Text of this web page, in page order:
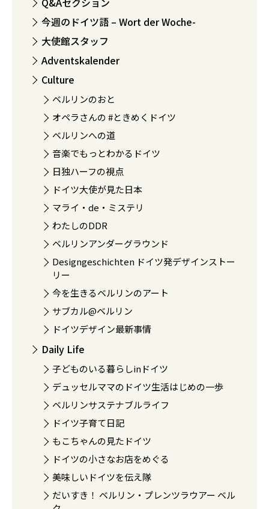
今週のドイツ語 – Wort der Woche-
大使館スタッフ
Adventskalender
Culture
ベルリンのおと
オペラさんの #ときめくドイツ
ベルリンへの道
音楽でもっとわかるドイツ
日独ハーフの視点
ドイツ大使が見た日本
マライ・de・ミステリ
わたしのDDR
ベルリンアンダーグラウンド
Designgeschichten ドイツ発デザインストー
リー
今を生きるベルリンのアート
サブカル@ベルリン
ドイツデザイン最新事情
Daily Life
子どものいる暮らしinドイツ
デュッセルママのドイツ生活はじめの一歩
ベルリンサステナブルライフ
ドイツ子育て日記
もこちゃんの見たドイツ
ドイツの小さなお店をめぐる
美味しいドイツを伝え隊
だいすき！ ベルリン・プレンツラウアー ベル